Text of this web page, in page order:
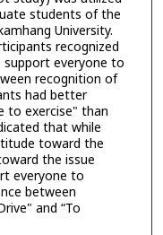
students of the
University.
recognized
support everyone to
recognition of
had better
to exercise" than
that while
toward the
the issue
everyone to
between
and “To